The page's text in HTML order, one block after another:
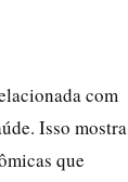
com
Isso mostra
que